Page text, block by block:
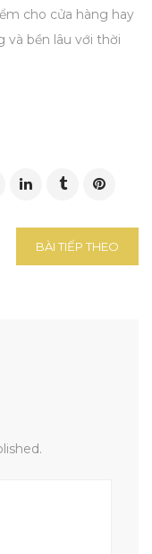
cho cửa hàng hay
và bền lâu với thời
BÀI TIẾP THEO